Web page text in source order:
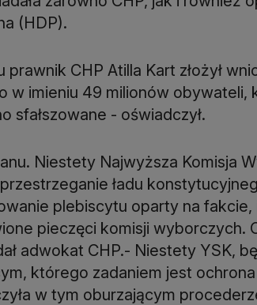
(HDP).
prawnik CHP Atilla Kart złożył
w imieniu 49 milionów obywateli,
sfałszowane - oświadczył.
Niestety Najwyższa Komisja
ładu
plebiscytu oparty na
pieczęci komisji wyborczych.
adwokat CHP.- Niestety YSK,
którego zadaniem jest
w tym oburzającym